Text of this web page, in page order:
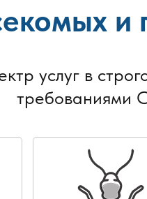
и
услуг в
требованиями